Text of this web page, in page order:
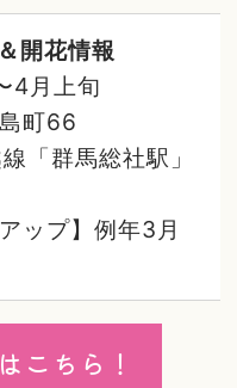
開花情報
4月上旬
町66
「群馬総社駅」
アップ】例年3月
こちら！